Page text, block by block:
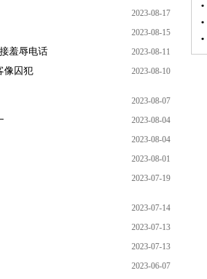
2023-08-17
2023-08-15
羞辱电话 2023-08-11
像囚犯 2023-08-10
2023-08-07
2023-08-04
2023-08-04
2023-08-01
2023-07-19
2023-07-14
2023-07-13
2023-07-13
2023-06-07